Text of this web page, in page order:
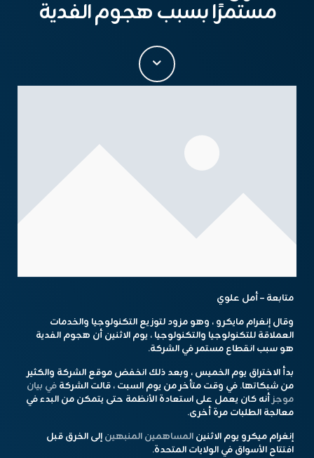
مستمرًا بسبب هجوم الفدية
متابعة – أمل علوي
وقال إنغرام مايكرو ، وهو مزود لتوزيع التكنولوجيا والخدمات
العملاقة للتكنولوجيا والتكنولوجيا ، يوم الاثنين أن هجوم الفدية
هو سبب انقطاع مستمر في الشركة.
بدأ الاختراق يوم الخميس ، وبعد ذلك انخفض موقع الشركة والكثير
من شبكاتها. في وقت متأخر من يوم السبت ، قالت الشركةفي بيان
موجزأنه كان يعمل على استعادة الأنظمة حتى يتمكن من البدء في
معالجة الطلبات مرة أخرى.
إنغرام ميكرو يوم الاثنينالمساهمين المنبهينإلى الخرق قبل
افتتاح الأسواق في الولايات المتحدة.